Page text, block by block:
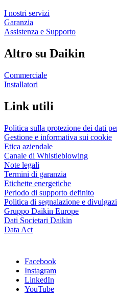
I nostri servizi
Garanzia
Assistenza e Supporto
Altro su Daikin
Commerciale
Installatori
Link utili
Politica sulla protezione dei dati
Gestione e informativa sui cookie
Etica aziendale
Canale di Whistleblowing
Note legali
Termini di garanzia
Etichette energetiche
Periodo di supporto definito
Politica di segnalazione e
Gruppo Daikin Europe
Dati Societari Daikin
Data Act
Facebook
Instagram
LinkedIn
YouTube